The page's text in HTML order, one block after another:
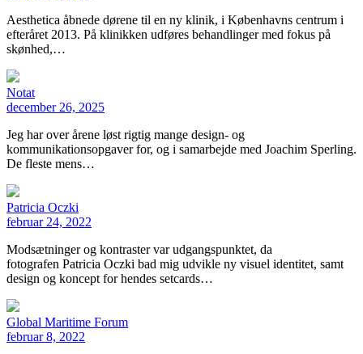
Aesthetica åbnede dørene til en ny klinik, i Københavns centrum i
efteråret 2013. På klinikken udføres behandlinger med fokus på
skønhed,…
Notat
december 26, 2025
Jeg har over årene løst rigtig mange design- og
kommunikationsopgaver for, og i samarbejde med Joachim Sperling.
De fleste mens…
Patricia Oczki
februar 24, 2022
Modsætninger og kontraster var udgangspunktet, da
fotografen Patricia Oczki bad mig udvikle ny visuel identitet, samt
design og koncept for hendes setcards…
Global Maritime Forum
februar 8, 2022